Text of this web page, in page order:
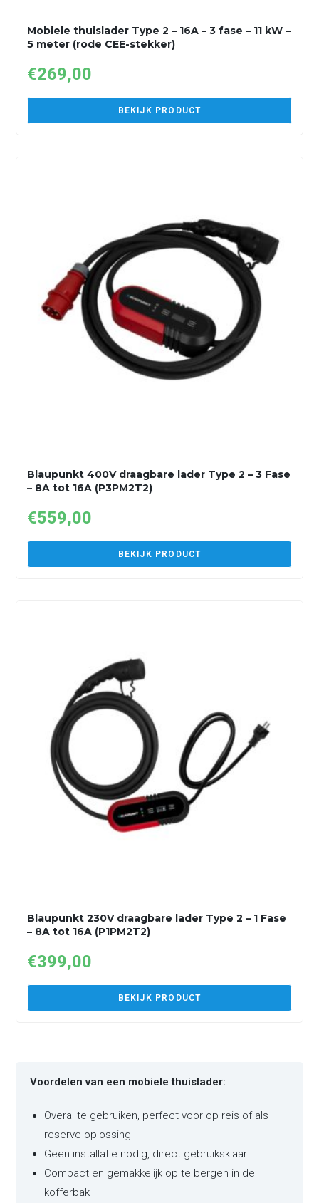
Mobiele thuislader Type 2 – 16A – 3 fase – 11 kW –
5 meter (rode CEE-stekker)
€269,00
BEKIJK PRODUCT
Blaupunkt 400V draagbare lader Type 2 – 3 Fase
– 8A tot 16A (P3PM2T2)
€559,00
BEKIJK PRODUCT
Blaupunkt 230V draagbare lader Type 2 – 1 Fase
– 8A tot 16A (P1PM2T2)
€399,00
BEKIJK PRODUCT
Voordelen van een mobiele thuislader:
Overal te gebruiken, perfect voor op reis of als
reserve-oplossing
Geen installatie nodig, direct gebruiksklaar
Compact en gemakkelijk op te bergen in de
kofferbak